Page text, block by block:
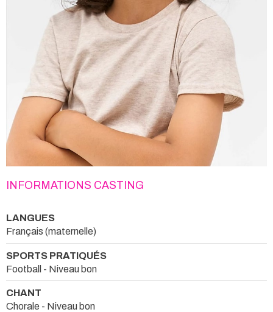
INFORMATIONS CASTING
LANGUES
Français (maternelle)
SPORTS PRATIQUÉS
Football - Niveau bon
CHANT
Chorale - Niveau bon